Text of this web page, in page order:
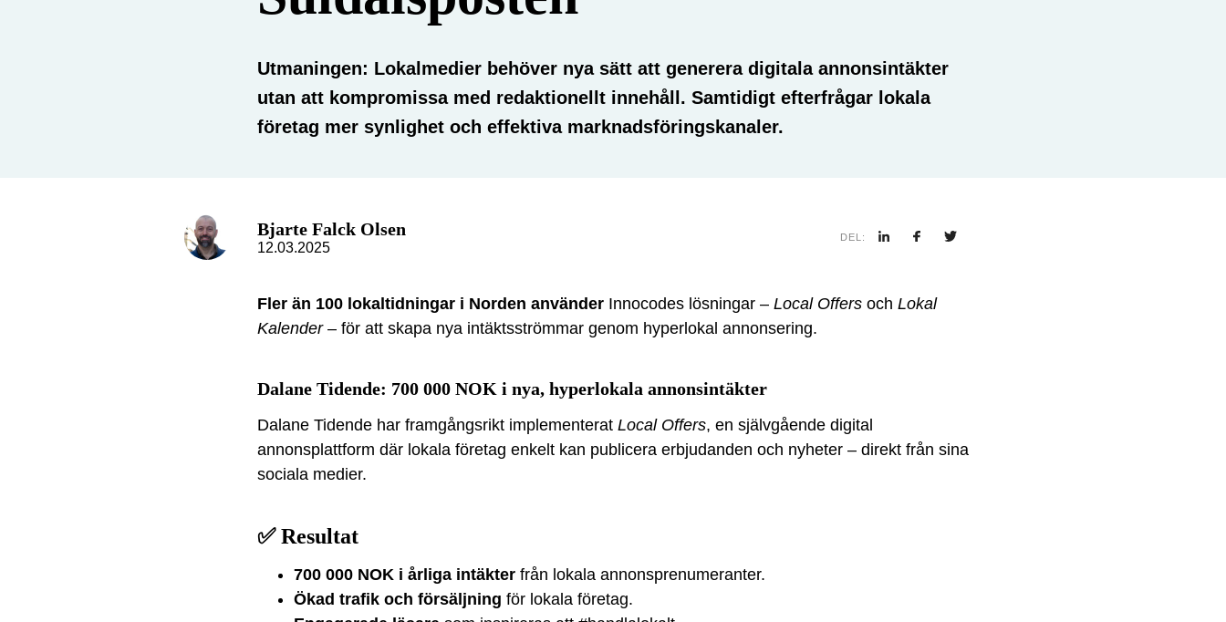
Utmaningen: Lokalmedier behöver nya sätt att generera digitala annonsintäkter
utan att kompromissa med redaktionellt innehåll. Samtidigt efterfrågar lokala
företag mer synlighet och effektiva marknadsföringskanaler.
Bjarte Falck Olsen
12.03.2025
DEL:
Fler än 100 lokaltidningar i Norden använder Innocodes lösningar – Local Offers och Lokal
Kalender– för att skapa nya intäktsströmmar genom hyperlokal annonsering.
Dalane Tidende: 700 000 NOK i nya, hyperlokala annonsintäkter
Dalane Tidende har framgångsrikt implementerat Local Offers, en självgående digital
annonsplattform där lokala företag enkelt kan publicera erbjudanden och nyheter – direkt från sina
sociala medier.
✅Resultat
700 000 NOK i årliga intäkter från lokala annonsprenumeranter.
Ökad trafik och försäljning för lokala företag.